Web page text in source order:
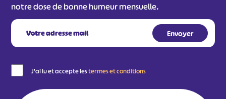
notre dose de bonne humeur mensuelle.
J'ai lu et accepte lestermes et conditions